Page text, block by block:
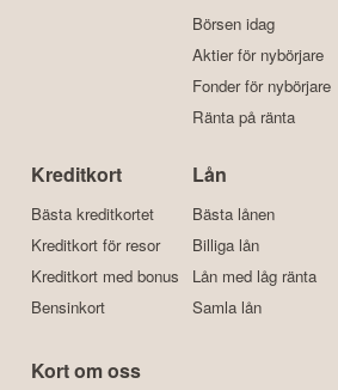
Börsen idag
Aktier för nybörjare
Fonder för nybörjare
Ränta på ränta
Kreditkort
Bästa kreditkortet
Kreditkort för resor
Kreditkort med bonus
Bensinkort
Lån
Bästa lånen
Billiga lån
Lån med låg ränta
Samla lån
Kort om oss